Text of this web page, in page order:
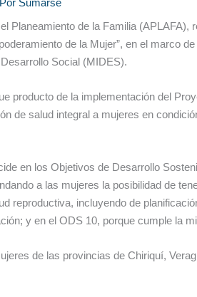
Sumarse
Planeamiento de la Familia
de la Mujer”, en el marco
Social (MIDES).
producto de la implementación del
de salud integral a mujeres en
en los Objetivos de Desarrollo
a las mujeres la posibilidad de
reproductiva, incluyendo de
y en el ODS 10, porque cumple la
de las provincias de Chiriquí,